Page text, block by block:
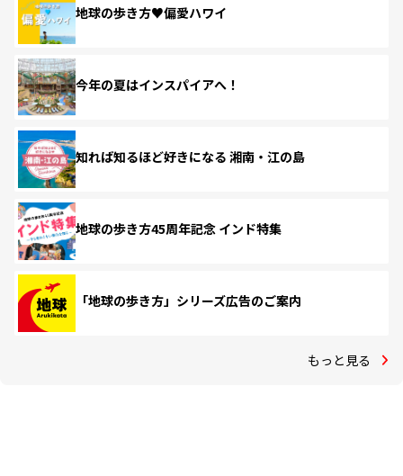
地球の歩き方♥偏愛ハワイ
今年の夏はインスパイアへ！
知れば知るほど好きになる 湘南・江の島
地球の歩き方45周年記念 インド特集
「地球の歩き方」シリーズ広告のご案内
もっと見る